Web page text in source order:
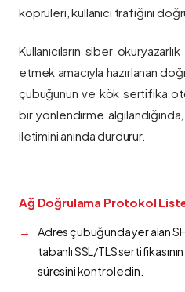
köprüleri, kullanıcı trafiğini
Kullanıcıların siber
etmek amacıyla hazırlanan
çubuğunun ve kök sertifika
bir yönlendirme
iletimini anında durdurur.
Ağ Doğrulama Protokol
Adres çubuğunda yer alan
tabanlı SSL/TLS
süresini kontrol edin.